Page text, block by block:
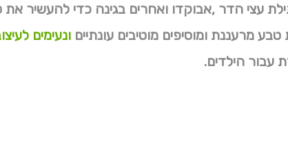
עצי הדר ,אבוקדו ואחרים בגינה כדי להעשיר
מרעננת ומוסיפים מוטיבים עונתיים ונעימים
עבור הילדים.